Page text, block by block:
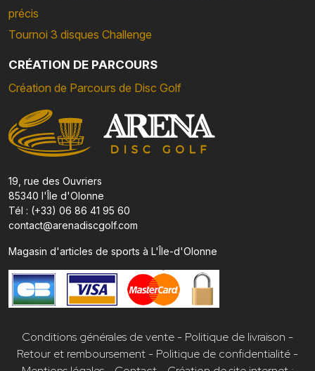
précis
Tournoi 3 disques Challenge
CRÉATION DE PARCOURS
Création de Parcours de Disc Golf
19, rue des Ouvriers
85340 l'Île d'Olonne
Tél : (+33) 06 86 41 95 60
contact@arenadiscgolf.com
Magasin d'articles de sports à L'Île-d'Olonne
Conditions générales de vente- Politique de livraison -
Retour et remboursement- Politique de confidentialité-